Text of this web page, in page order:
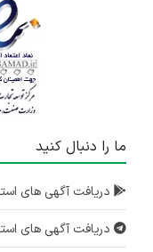
ما را دنبال کنید
دریافت آگهی های
دریافت آگهی های